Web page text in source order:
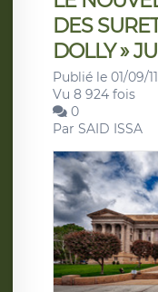
DES
DOLLY »
Publié le 01/09/11
Vu 8 924 fois
0
Par SAID ISSA